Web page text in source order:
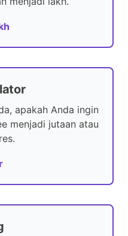
apakah Anda ingin
menjadi jutaan atau